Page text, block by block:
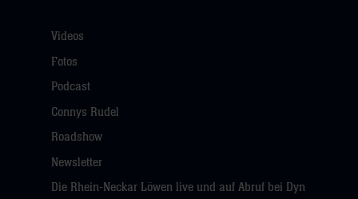
Videos
Fotos
Podcast
Connys Rudel
Roadshow
Newsletter
Die Rhein-Neckar Löwen live und auf Abruf bei Dyn